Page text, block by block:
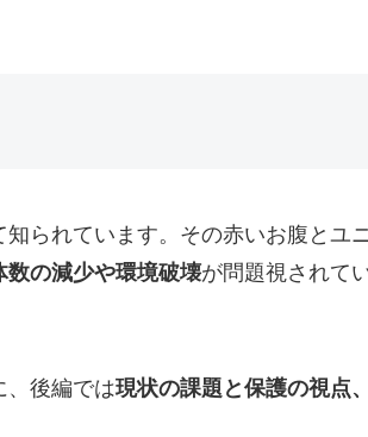
られています。その赤いお腹とユ
数の減少や環境破壊が問題視されて
、後編では現状の課題と保護の視点、